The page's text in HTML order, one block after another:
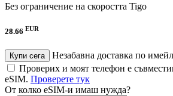
Без ограничение на скоростта Tigo
28.66 EUR
Купи сега
Незабавна доставка по
Проверих и моят телефон е
eSIM. Проверете тук
От колко eSIM-и имаш нужда?